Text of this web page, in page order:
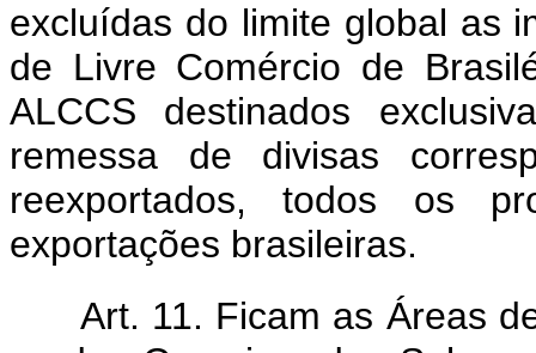
excluídas do limite global as
de Livre Comércio de
ALCCS destinados
remessa de divisas
reexportados, todos os
exportações brasileiras.
Art. 11. Ficam as Áreas